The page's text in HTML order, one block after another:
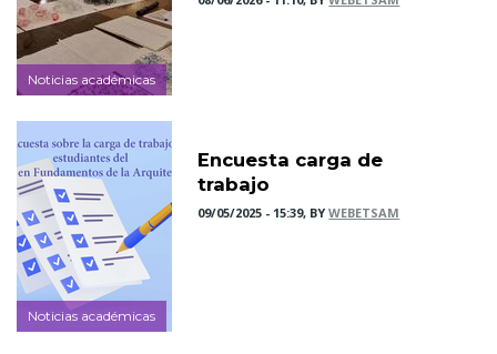
Noticias académicas
Noticias académicas
Encuesta carga de
trabajo
09/05/2025 - 15:39, BYWEBETSAM